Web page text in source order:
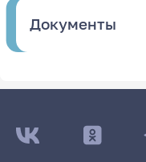
Документы